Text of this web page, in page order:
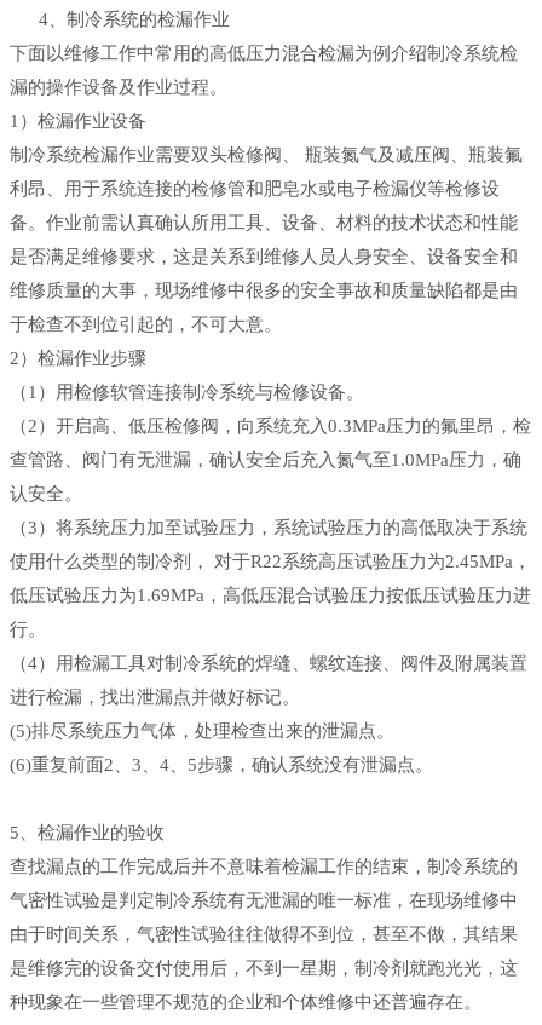
4、制冷系统的检漏作业
下面以维修工作中常用的高低压力混合检漏为例介绍制冷系统检
漏的操作设备及作业过程。
1）检漏作业设备
制冷系统检漏作业需要双头检修阀、 瓶装氮气及减压阀、瓶装氟
利昂、用于系统连接的检修管和肥皂水或电子检漏仪等检修设
备。作业前需认真确认所用工具、设备、材料的技术状态和性能
是否满足维修要求，这是关系到维修人员人身安全、设备安全和
维修质量的大事，现场维修中很多的安全事故和质量缺陷都是由
于检查不到位引起的，不可大意。
2）检漏作业步骤
（1）用检修软管连接制冷系统与检修设备。
（2）开启高、低压检修阀，向系统充入0.3MPa压力的氟里昂，检
查管路、阀门有无泄漏，确认安全后充入氮气至1.0MPa压力，确
认安全。
（3）将系统压力加至试验压力，系统试验压力的高低取决于系统
使用什么类型的制冷剂， 对于R22系统高压试验压力为2.45MPa，
低压试验压力为1.69MPa，高低压混合试验压力按低压试验压力进
行。
（4）用检漏工具对制冷系统的焊缝、螺纹连接、阀件及附属装置
进行检漏，找出泄漏点并做好标记。
(5)排尽系统压力气体，处理检查出来的泄漏点。
(6)重复前面2、3、4、5步骤，确认系统没有泄漏点。
5、检漏作业的验收
查找漏点的工作完成后并不意味着检漏工作的结束，制冷系统的
气密性试验是判定制冷系统有无泄漏的唯一标准，在现场维修中
由于时间关系，气密性试验往往做得不到位，甚至不做，其结果
是维修完的设备交付使用后，不到一星期，制冷剂就跑光光，这
种现象在一些管理不规范的企业和个体维修中还普遍存在。